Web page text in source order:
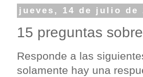
jueves, 14 de julio de
15 preguntas
Responde a las
solamente hay una